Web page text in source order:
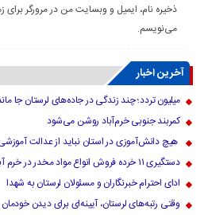
ذخیره نام، ایمیل و وبسایت من در مرورگر برای
می‌نویسم.
آخرین اخبار
میلیون تردد؛ چند زندگی در جاده‌های لرستان جا
کمربند جنوبی خرم‌‌آباد روشن می‌شود
هیچ دانش‌آموزی در استان نباید از عدالت
دستگیری ۱۱ خرده فروش انواع مواد مخدر در خرم آباد
ادای احترام خبرنگاران و مسئولان لرستان به شهدا
وقتی رتبه‌های لرستان، آیینه‌ای برای دیدن